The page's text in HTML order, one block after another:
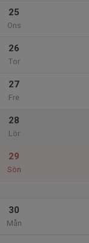
25
Ons
26
Tor
27
Fre
28
Lör
29
Sön
30
Mån